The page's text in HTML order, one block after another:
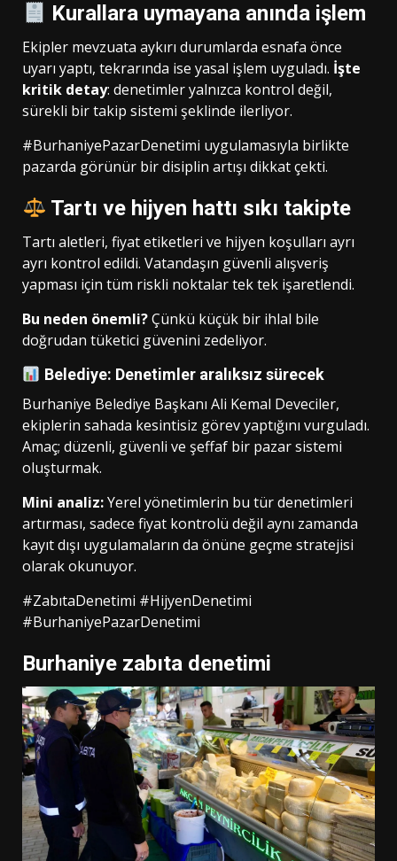
Kurallara uymayana anında işlem
Ekipler mevzuata aykırı durumlarda esnafa önce
uyarı yaptı, tekrarında ise yasal işlem uyguladı. İşte
kritik detay: denetimler yalnızca kontrol değil,
sürekli bir takip sistemi şeklinde ilerliyor.
#BurhaniyePazarDenetimi uygulamasıyla birlikte
pazarda görünür bir disiplin artışı dikkat çekti.
Tartı ve hijyen hattı sıkı takipte
Tartı aletleri, fiyat etiketleri ve hijyen koşulları ayrı
ayrı kontrol edildi. Vatandaşın güvenli alışveriş
yapması için tüm riskli noktalar tek tek işaretlendi.
Bu neden önemli?Çünkü küçük bir ihlal bile
doğrudan tüketici güvenini zedeliyor.
Belediye: Denetimler aralıksız sürecek
Burhaniye Belediye Başkanı Ali Kemal Deveciler,
ekiplerin sahada kesintisiz görev yaptığını vurguladı.
Amaç; düzenli, güvenli ve şeffaf bir pazar sistemi
oluşturmak.
Mini analiz:Yerel yönetimlerin bu tür denetimleri
artırması, sadece fiyat kontrolü değil aynı zamanda
kayıt dışı uygulamaların da önüne geçme stratejisi
olarak okunuyor.
#ZabıtaDenetimi #HijyenDenetimi
#BurhaniyePazarDenetimi
Burhaniye zabıta denetimi